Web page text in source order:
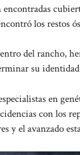
los restos
del rancho,
su
en
con los
y el avanzado